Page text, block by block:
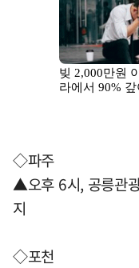
◇파주
▲오후 6시, 공릉관
지
◇포천